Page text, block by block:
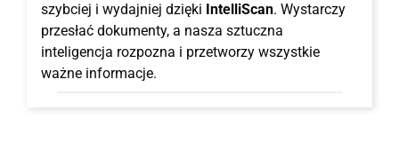
szybciej i wydajniej dzięki IntelliScan. Wystarczy
przesłać dokumenty, a nasza sztuczna
inteligencja rozpozna i przetworzy wszystkie
ważne informacje.